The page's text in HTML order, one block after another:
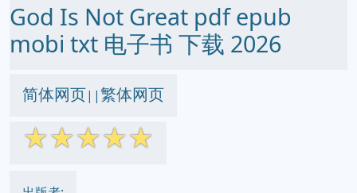
God Is Not Great pdf epub
mobi txt 电子书 下载 2026
简体网页||繁体网页
☆☆☆☆☆